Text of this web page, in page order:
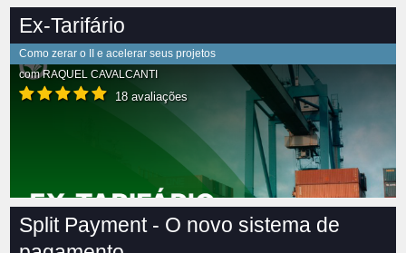
Ex-Tarifário
Como zerar o II e acelerar seus projetos
comRAQUEL CAVALCANTI
18 avaliações
Split Payment - O novo sistema de